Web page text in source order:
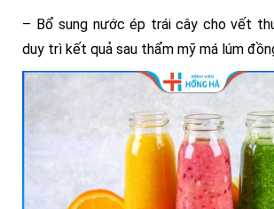
– Bổ sung nước ép trái cây cho vết
duy trì kết quả sau thẩm mỹ má lúm